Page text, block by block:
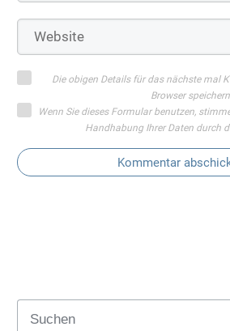
Die obigen Details für das nächste mal
Browser speichern.
Wenn Sie dieses Formular benutzen,
Handhabung Ihrer Daten durch
Kommentar